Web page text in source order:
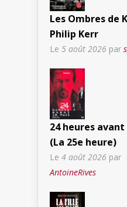
Les Ombres de
Philip Kerr
Le 5 août 2026 par
24 heures
(La 25e heure)
Le 4 août 2026 par
AntoineRives